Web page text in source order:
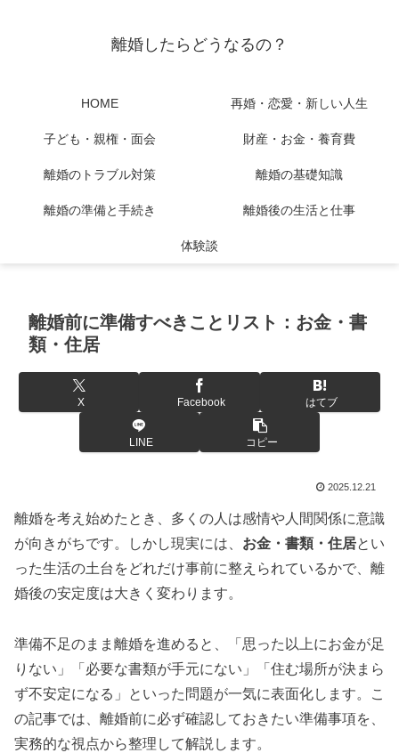
離婚したらどうなるの？
HOME 再婚・恋愛・新しい人生
子ども・親権・面会 財産・お金・養育費
離婚のトラブル対策 離婚の基礎知識
離婚の準備と手続き 離婚後の生活と仕事
体験談
離婚前に準備すべきことリスト：お金・書
類・住居
X Facebook はてブ
LINE コピー
2025.12.21
離婚を考え始めたとき、多くの人は感情や人間関係に意識
が向きがちです。しかし現実には、 お金・書類・住居とい
った生活の土台をどれだけ事前に整えられているかで、離
婚後の安定度は大きく変わります。
準備不足のまま離婚を進めると、「思った以上にお金が足
りない」「必要な書類が手元にない」「住む場所が決まら
ず不安定になる」といった問題が一気に表面化します。こ
の記事では、離婚前に必ず確認しておきたい準備事項を、
実務的な視点から整理して解説します。